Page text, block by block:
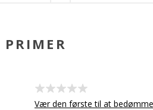
PRIMER
Vær den første til at